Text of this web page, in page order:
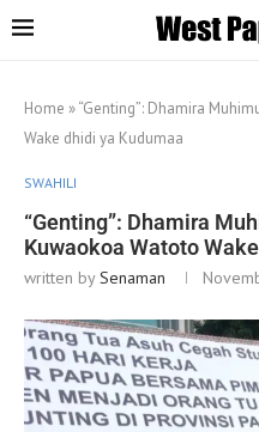
Home »“Genting”: Dhamira
Wake dhidi ya Kudumaa
SWAHILI
“Genting”: Dhamira
Kuwaokoa Watoto
written bySenaman